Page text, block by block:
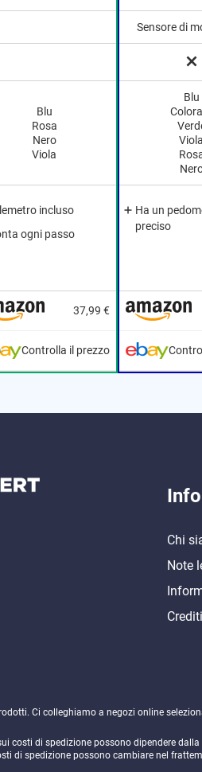
37,99 €
Controlla il prezzo
Blu
Rosa
Nero
Viola
incluso
ogni passo
Sensore di
Blu
Viola
Ha un
preciso
Chi
Note
Ci colleghiamo a negozi online
costi di spedizione possono dipendere
di spedizione possono cambiare nel